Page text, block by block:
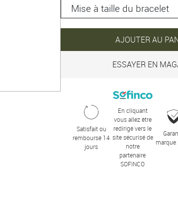
AJOUTER AU
ESSAYER EN
Satisfait ou
remboursé 14
jours
En cliquant
vous allez être
redirigé vers le
site sécurisé de
notre
partenaire
SOFINCO
marque